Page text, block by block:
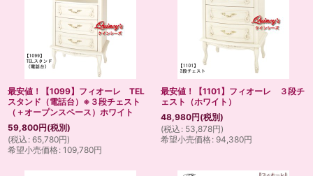
最安値！【1099】フィオーレ TEL
スタンド（電話台）※３段チェスト
（＋オープンスペース）ホワイト
59,800円(税別)
(税込 : 65,780円)
希望小売価格: 109,780円
最安値！【1101】フィオーレ ３段チ
ェスト（ホワイト）
48,980円(税別)
(税込 : 53,878円)
希望小売価格: 94,380円